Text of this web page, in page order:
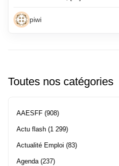
piwi
Toutes nos catégories
AAESFF (908)
Actu flash (1 299)
Actualité Emploi (83)
Agenda(237)